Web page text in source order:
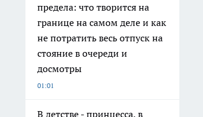
предела: что творится на
границе на самом деле и как
не потратить весь отпуск на
стояние в очереди и
досмотры
01:01
В детстве - принцесса, в